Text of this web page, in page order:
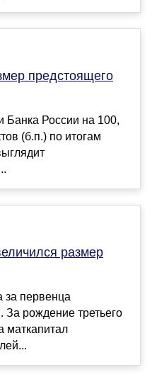
предстоящего
Банка России на 100,
(б.п.) по итогам
размер
за первенца
За рождение третьего
маткапитал